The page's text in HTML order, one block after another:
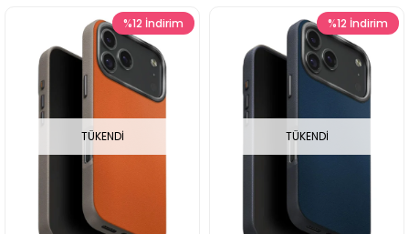
TÜKENDI
%12 İndirim
TÜKENDI
%12 İndirim